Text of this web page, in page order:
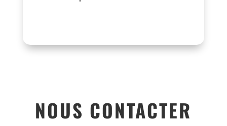
NOUS CONTACTER